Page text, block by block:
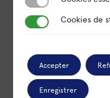
Cookies de statistiques
Cookies de
Accepter
Enregistrer